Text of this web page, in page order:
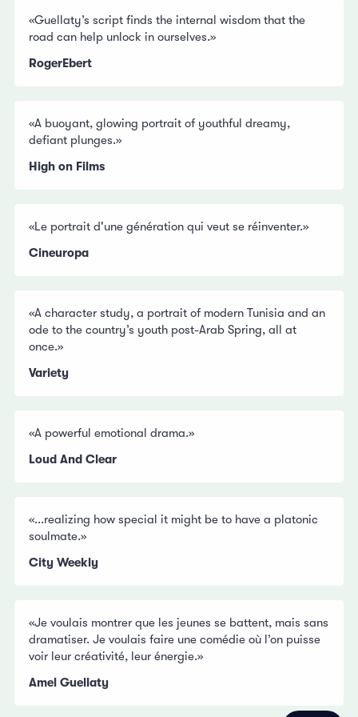
«Guellaty’s script finds the internal wisdom that the
road can help unlock in ourselves.»
RogerEbert
«A buoyant, glowing portrait of youthful dreamy,
defiant plunges.»
High on Films
«Le portrait d'une génération qui veut se réinventer.»
Cineuropa
«A character study, a portrait of modern Tunisia and an
ode to the country’s youth post-Arab Spring, all at
once.»
Variety
«A powerful emotional drama.»
Loud And Clear
«...realizing how special it might be to have a platonic
soulmate.»
City Weekly
«Je voulais montrer que les jeunes se battent, mais sans
dramatiser. Je voulais faire une comédie où l’on puisse
voir leur créativité, leur énergie.»
Amel Guellaty